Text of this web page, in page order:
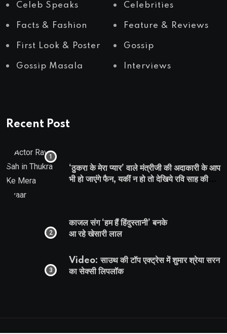
Celeb Speaks Celebrities
Facts & Fashion Feature & Reviews
First Look & Poster Gossip
Gossip Masala Interviews
Recent Post
‘ठुकरा के मेरा प्यार’ वाले मंत्रीजी की अदाकारी के आप
भी हो जाएंगे फैन, यकीं न हो तो देखिये रवि साह की
काजल संग ‘हम हैं हिंदुस्तानी’ बनके
आ रहे खेसारी लाल
Video: साउथ की टॉप एक्ट्रेस में शुमार श्रेया सरन
का सेक्सी लिपलॉक